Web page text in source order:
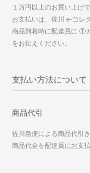
１万円以上のお買い上げ
お支払いは、佐川 e-コレ
商品到着時に配達員に ①
をお伝えください。
支払い方法について
商品代引
佐川急便による商品代引き
商品代金を配達員にお支